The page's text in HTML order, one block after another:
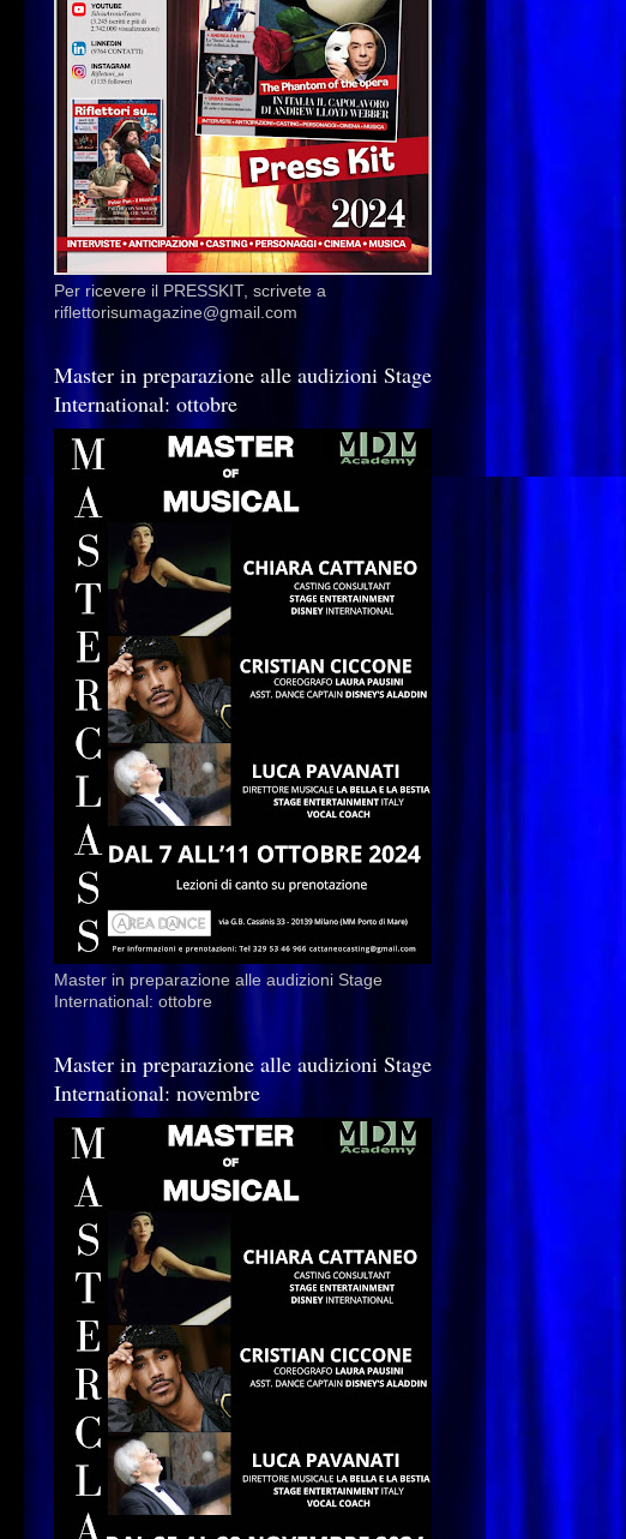
Per ricevere il PRESSKIT, scrivete a
riflettorisumagazine@gmail.com
Master in preparazione alle audizioni Stage
International: ottobre
Master in preparazione alle audizioni Stage
International: ottobre
Master in preparazione alle audizioni Stage
International: novembre